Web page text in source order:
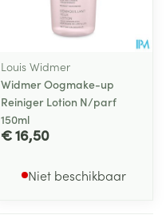
Louis Widmer
Widmer Oogmake-up
Reiniger Lotion N/parf
150ml
€ 16,50
Niet beschikbaar